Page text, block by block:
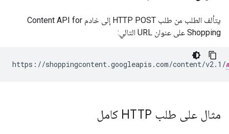
يتألف الطلب من طلب HTTP POST إلى خادم Content API for
Shopping على عنوان URL التالي:
https://shoppingcontent.googleapis.com/content/v2.1/
مثال على طلب HTTP كامل